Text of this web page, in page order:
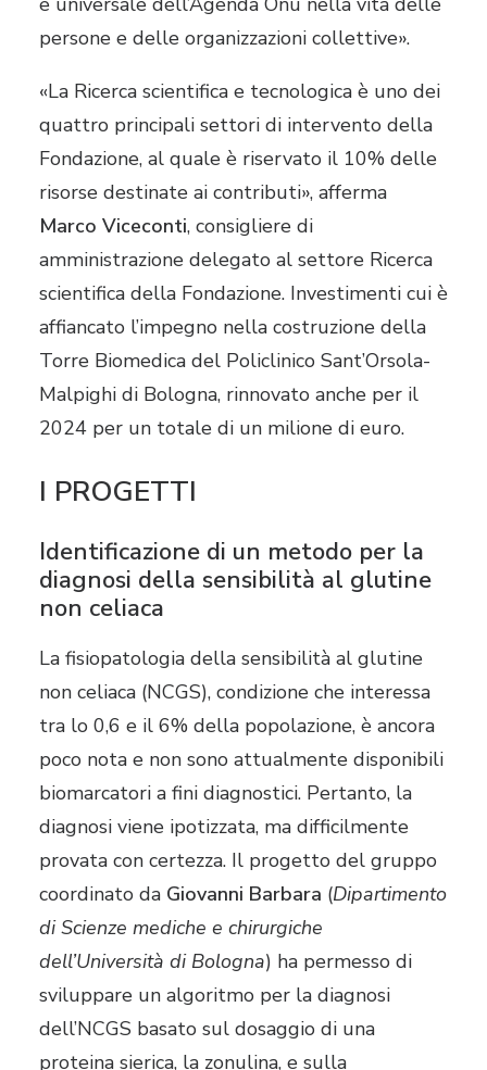
persone e delle organizzazioni collettive».
«La Ricerca scientifica e tecnologica è uno dei
quattro principali settori di intervento della
Fondazione, al quale è riservato il 10% delle
risorse destinate ai contributi», afferma
Marco Viceconti, consigliere di
amministrazione delegato al settore Ricerca
scientifica della Fondazione. Investimenti cui è
affiancato l’impegno nella costruzione della
Torre Biomedica del Policlinico Sant’Orsola-
Malpighi di Bologna, rinnovato anche per il
2024 per un totale di un milione di euro.
I PROGETTI
Identificazione di un metodo per la
diagnosi della sensibilità al glutine
non celiaca
La fisiopatologia della sensibilità al glutine
non celiaca (NCGS), condizione che interessa
tra lo 0,6 e il 6% della popolazione, è ancora
poco nota e non sono attualmente disponibili
biomarcatori a fini diagnostici. Pertanto, la
diagnosi viene ipotizzata, ma difficilmente
provata con certezza. Il progetto del gruppo
coordinato da Giovanni Barbara (Dipartimento
di Scienze mediche e chirurgiche
dell’Università di Bologna) ha permesso di
sviluppare un algoritmo per la diagnosi
dell’NCGS basato sul dosaggio di una
proteina sierica, la zonulina, e sulla